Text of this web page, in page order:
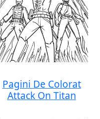
Pagini De Colorat
Attack On Titan